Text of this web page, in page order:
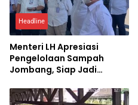
Headline
Menteri LH Apresiasi
Pengelolaan Sampah
Jombang, Siap Jadi